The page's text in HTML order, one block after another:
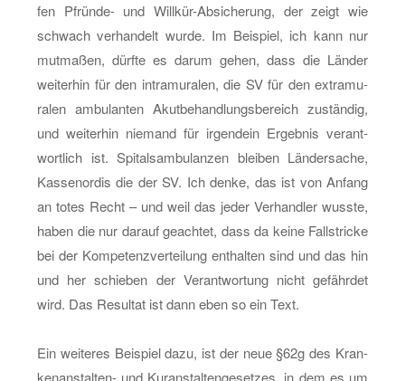
fen Pfrün­de- und Will­kür-Ab­si­che­rung, der zeigt wie
schwach ver­han­delt wurde. Im Bei­spiel, ich kann nur
mut­ma­ßen, dürf­te es darum gehen, dass die Län­der
wei­ter­hin für den in­tra­mu­ra­len, die SV für den ex­tra­mu­
ra­len am­bu­lan­ten Akut­be­hand­lungs­be­reich zu­stän­dig,
und wei­ter­hin nie­mand für ir­gend­ein Er­geb­nis ver­ant­
wort­lich ist. Spi­tals­am­bu­lan­zen blei­ben Län­der­sa­che,
Kas­sen­or­dis die der SV. Ich denke, das ist von An­fang
an totes Recht – und weil das jeder Ver­hand­ler wuss­te,
haben die nur dar­auf ge­ach­tet, dass da keine Fall­stri­cke
bei der Kom­pe­tenz­ver­tei­lung ent­hal­ten sind und das hin
und her schie­ben der Ver­ant­wor­tung nicht ge­fähr­det
wird. Das Re­sul­tat ist dann eben so ein Text.
Ein wei­te­res Bei­spiel dazu, ist der neue §62g des Kran­
ken­an­stal­ten- und Kur­an­stal­ten­ge­set­zes, in dem es um